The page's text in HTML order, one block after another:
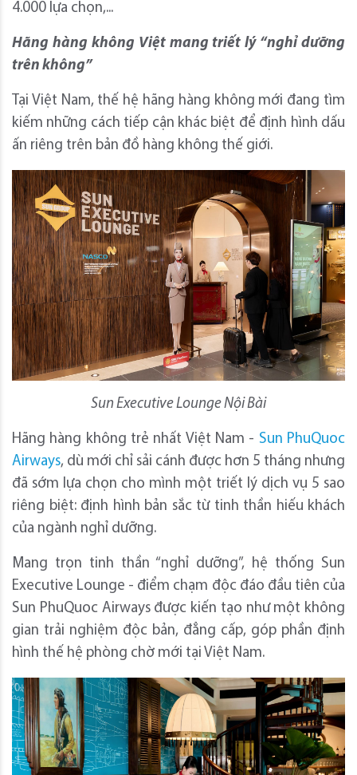
4.000 lựa chọn,...
Hãng hàng không Việt mang triết lý “nghỉ dưỡng
trên không”
Tại Việt Nam, thế hệ hãng hàng không mới đang tìm
kiếm những cách tiếp cận khác biệt để định hình dấu
ấn riêng trên bản đồ hàng không thế giới.
Sun Executive Lounge Nội Bài
Hãng hàng không trẻ nhất Việt Nam - Sun PhuQuoc
Airways, dù mới chỉ sải cánh được hơn 5 tháng nhưng
đã sớm lựa chọn cho mình một triết lý dịch vụ 5 sao
riêng biệt: định hình bản sắc từ tinh thần hiếu khách
của ngành nghỉ dưỡng.
​​Mang trọn tinh thần “nghỉ dưỡng”, hệ thống Sun
Executive Lounge - điểm chạm độc đáo đầu tiên của
Sun PhuQuoc Airways được kiến tạo như một không
gian trải nghiệm độc bản, đẳng cấp, góp phần định
hình thế hệ phòng chờ mới tại Việt Nam.